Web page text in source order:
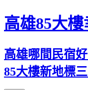
高雄85大
高雄哪間民宿
85大樓新地標